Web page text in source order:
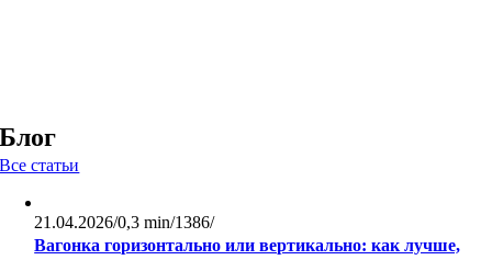
Блог
Все статьи
21.04.2026/0,3 min/1386/
Вагонка горизонтально или вертикально: как лучше,